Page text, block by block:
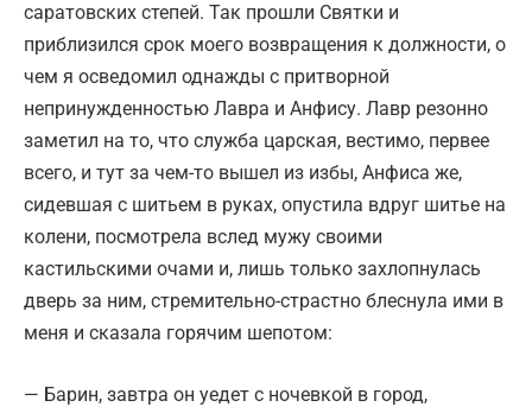
саратовских степей. Так прошли Святки и
приблизился срок моего возвращения к должности, о
чем я осведомил однажды с притворной
непринужденностью Лавра и Анфису. Лавр резонно
заметил на то, что служба царская, вестимо, первее
всего, и тут за чем-то вышел из избы, Анфиса же,
сидевшая с шитьем в руках, опустила вдруг шитье на
колени, посмотрела вслед мужу своими
кастильскими очами и, лишь только захлопнулась
дверь за ним, стремительно-страстно блеснула ими в
меня и сказала горячим шепотом:
— Барин, завтра он уедет с ночевкой в город,